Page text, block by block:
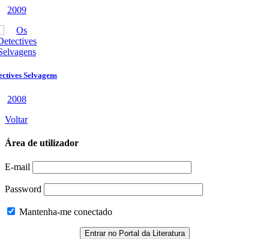
Voltar
Área de utilizador
E-mail
Password
Mantenha-me conectado